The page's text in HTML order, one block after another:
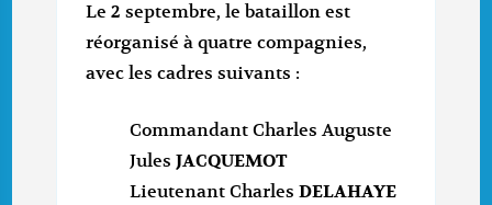
Le 2 septembre, le bataillon est
réorganisé à quatre compagnies,
avec les cadres suivants :
Commandant Charles Auguste
Jules JACQUEMOT
Lieutenant CharlesDELAHAYE